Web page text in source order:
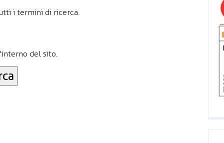
i termini di ricerca.
del sito.